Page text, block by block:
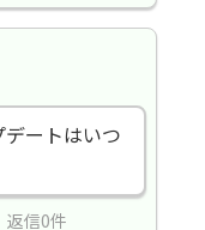
ートはいつ
信0件